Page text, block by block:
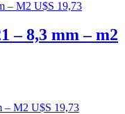
– 8,3 mm – m2